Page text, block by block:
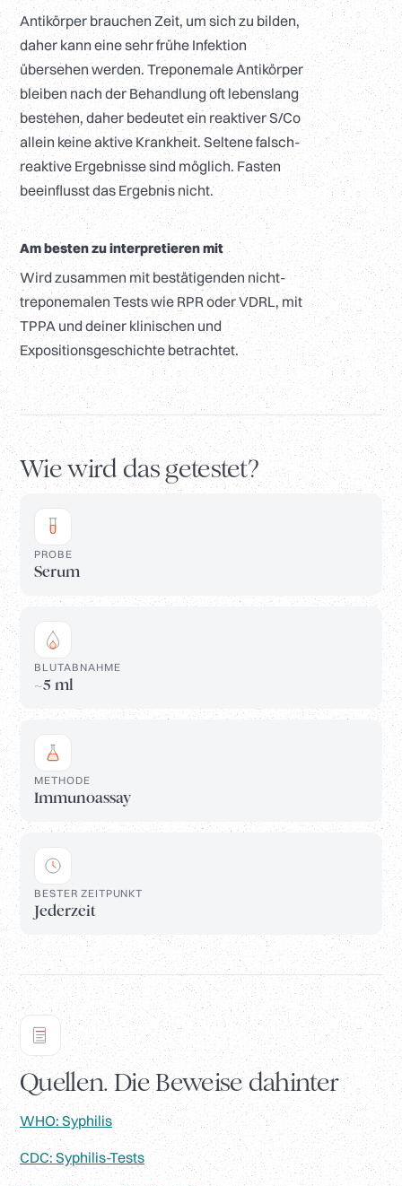
Antikörper brauchen Zeit, um sich zu bilden,
daher kann eine sehr frühe Infektion
übersehen werden. Treponemale Antikörper
bleiben nach der Behandlung oft lebenslang
bestehen, daher bedeutet ein reaktiver S/Co
allein keine aktive Krankheit. Seltene falsch-
reaktive Ergebnisse sind möglich. Fasten
beeinflusst das Ergebnis nicht.
Am besten zu interpretieren mit
Wird zusammen mit bestätigenden nicht-
treponemalen Tests wie RPR oder VDRL, mit
TPPA und deiner klinischen und
Expositionsgeschichte betrachtet.
Wie wird das getestet?
PROBE
Serum
BLUTABNAHME
~5 ml
METHODE
Immunoassay
BESTER ZEITPUNKT
Jederzeit
Quellen. Die Beweise dahinter
WHO: Syphilis
CDC: Syphilis-Tests